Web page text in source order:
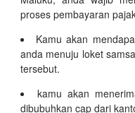
proses pembayaran
Kamu akan
anda menuju loket
tersebut.
kamu akan
dibubuhkan cap dari